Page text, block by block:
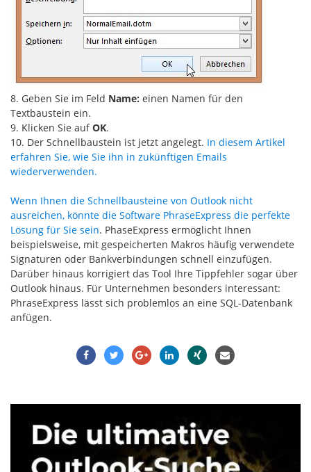
8. Geben Sie im Feld Name: einen Namen für den
Textbaustein ein.
9. Klicken Sie aufOK.
10. Der Schnellbaustein ist jetzt angelegt. In diesem Artikel
erfahren Sie, wie Sie ihn in zukünftigen Emails
wiederverwenden.
Wenn Ihnen die Schnellbausteine von Outlook nicht
ausreichen, könnte die Software PhraseExpress die perfekte
Lösung für Sie sein. PhaseExpress ermöglicht Ihnen
beispielsweise, mit gespeicherten Makros häufig verwendete
Signaturen oder Bankverbindungen schnell einzufügen.
Darüber hinaus korrigiert das Tool Ihre Tippfehler sogar über
Outlook hinaus. Für Unternehmen besonders interessant:
PhraseExpress lässt sich problemlos an eine SQL-Datenbank
anfügen.